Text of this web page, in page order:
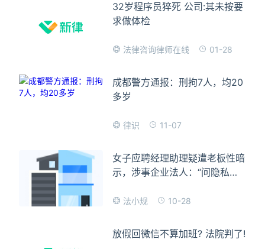
32岁程序员猝死 公司:其未按要
求做体检
法律咨询律师在线 01-28
成都警方通报：刑拘7人，均20
多岁
律识 11-07
女子应聘经理助理疑遭老板性暗
示，涉事企业法人：“问隐私也
法小规 10-28
放假回微信不算加班? 法院判了!